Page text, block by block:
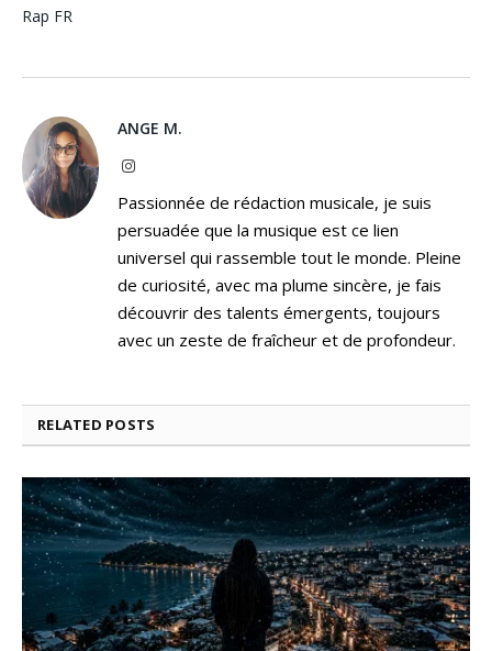
Rap FR
ANGE M.
Instagram
Passionnée de rédaction musicale, je suis
persuadée que la musique est ce lien
universel qui rassemble tout le monde. Pleine
de curiosité, avec ma plume sincère, je fais
découvrir des talents émergents, toujours
avec un zeste de fraîcheur et de profondeur.
RELATED POSTS